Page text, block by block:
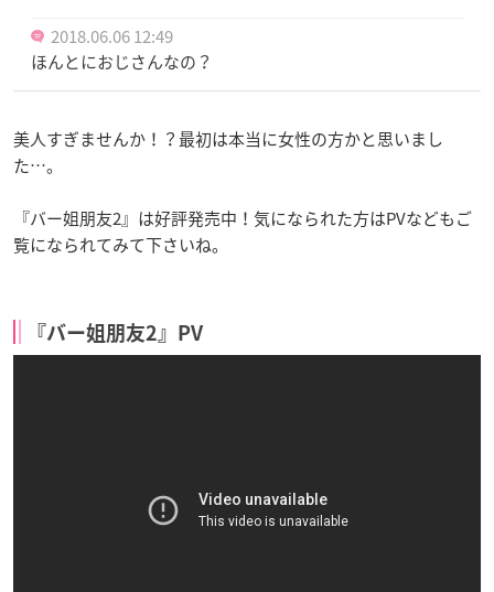
2018.06.06 12:49
ほんとにおじさんなの？
美人すぎませんか！？最初は本当に女性の方かと思いまし
た…。
『バー姐朋友2』は好評発売中！気になられた方はPVなどもご
覧になられてみて下さいね。
『バー姐朋友2』PV